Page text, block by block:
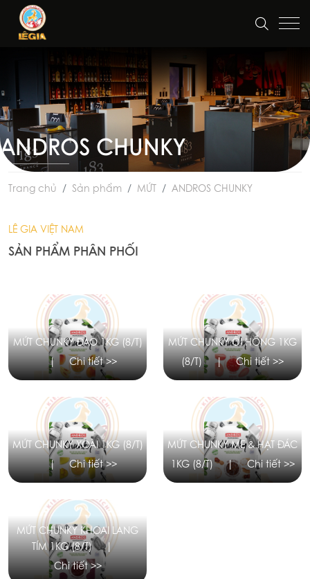
ANDROS CHUNKY
Trang chủ Sản phẩm MỨT ANDROS CHUNKY
LÊ GIA VIỆT NAM
SẢN PHẨM PHÂN PHỐI
MỨT CHUNKY ĐÀO 1KG (8/T)
|
Chi tiết >>
MỨT CHUNKY ỔI HỒNG 1KG
(8/T)
| Chi tiết >>
MỨT CHUNKY XOÀI 1KG (8/T)
|
Chi tiết >>
MỨT CHUNKY ME & HẠT ĐÁC
1KG (8/T)
| Chi tiết >>
MỨT CHUNKY KHOAI LANG
TÍM 1KG (8/T)
|
Chi tiết >>